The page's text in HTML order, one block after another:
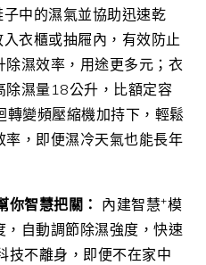
中的濕氣並協助迅速乾
衣櫃或抽屜內，有效防止
濕效率，用途更多元；衣
除濕量18公升，比額定容
轉變頻壓縮機加持下，輕鬆
率，即便濕冷天氣也能長年
你智慧把關： 內建智慧+模
，自動調節除濕強度，快速
技不離身，即便不在家中